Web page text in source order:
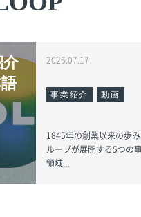
2026.07.17
事業紹介 動画
1845年の創業以来の歩
ループが展開する5つの
領域...